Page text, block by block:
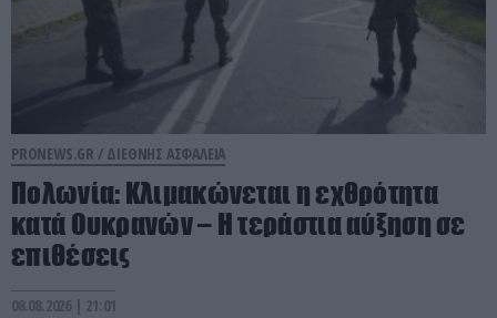
PRONEWS.GR / ΔΙΕΘΝΗΣ ΑΣΦΑΛΕΙΑ
Πολωνία: Κλιμακώνεται η εχθρότητα
κατά Ουκρανών – Η τεράστια αύξηση σε
επιθέσεις
08.08.2026 | 21:01